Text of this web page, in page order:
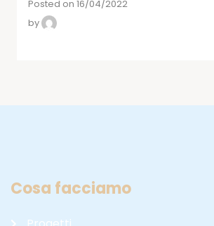
Posted on 16/04/2022
by
Cosa facciamo